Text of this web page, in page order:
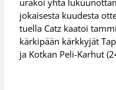
jokaisesta kuudesta
tuella Catz kaatoi
kärkipään kärkkyjät
ja Kotkan Peli-Karhut